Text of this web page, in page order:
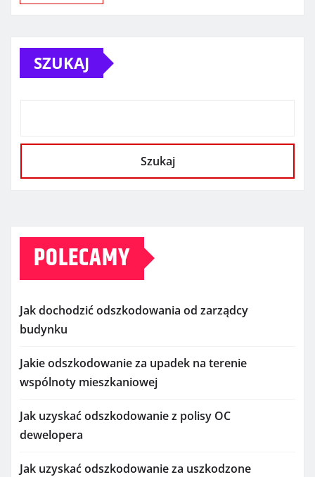
SZUKAJ
Szukaj
POLECAMY
Jak dochodzić odszkodowania od zarządcy
budynku
Jakie odszkodowanie za upadek na terenie
wspólnoty mieszkaniowej
Jak uzyskać odszkodowanie z polisy OC
dewelopera
Jak uzyskać odszkodowanie za uszkodzone